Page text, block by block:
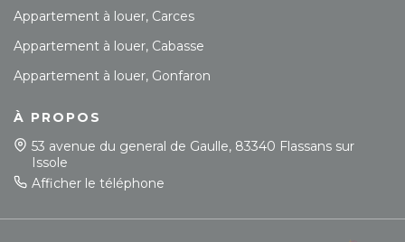
Appartement à louer, Carces
Appartement à louer, Cabasse
Appartement à louer, Gonfaron
À PROPOS
53 avenue du general de Gaulle, 83340 Flassans sur
Issole
Afficher le téléphone